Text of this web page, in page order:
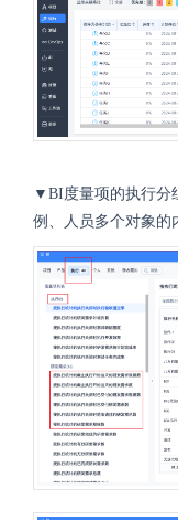
▼BI度量项的执行分
例、人员多个对象的